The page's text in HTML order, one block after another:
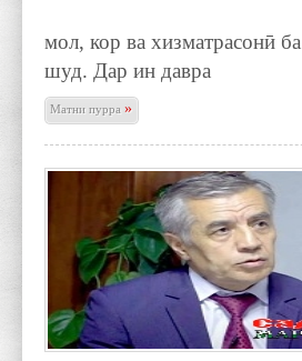
мол, кор ва хизматрасонӣ
шуд. Дар ин давра
Матни пурра»